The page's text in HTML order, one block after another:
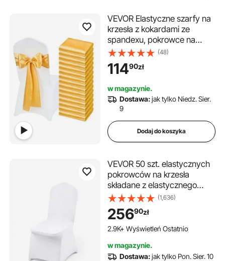
VEVOR Elastyczne szarfy na
krzesła z kokardami ze
spandexu, pokrowce na
krzesła i elastyczne szarfy na
krzesła, elastyczne paski na
krzesła, pasujące dekoracje
uroczystości (50 sztuk, kolor
złoty)
(48)
11490zł
w magazynie.
Dostawa:jak tylko Niedz. Sier.
9
Dodaj do koszyka
VEVOR 50 szt. elastycznych
pokrowców na krzesła
składane z elastycznego
spandexu, uniwersalny
pokrowiec na krzesło,
zdejmowane i nadające się
do prania, na wesela, święta,
(1,636)
25690zł
2.9K+ Wyświetleń Ostatnio
w magazynie.
Dostawa:jak tylko Pon. Sier. 10